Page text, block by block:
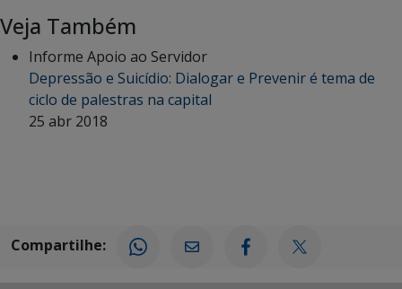
Veja Também
Informe Apoio ao Servidor
Depressão e Suicídio: Dialogar e Prevenir é tema de
ciclo de palestras na capital
25 abr 2018
Compartilhe: